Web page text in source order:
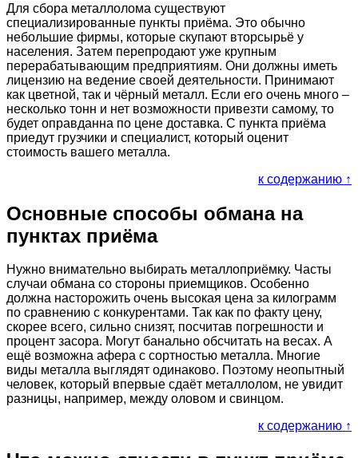
Для сбора металлолома существуют
специализированные пункты приёма. Это обычно
небольшие фирмы, которые скупают вторсырьё у
населения. Затем перепродают уже крупным
перерабатывающим предприятиям. Они должны иметь
лицензию на ведение своей деятельности. Принимают
как цветной, так и чёрный металл. Если его очень много –
несколько тонн и нет возможности привезти самому, то
будет оправданна по цене доставка. С пункта приёма
приедут грузчики и специалист, который оценит
стоимость вашего металла.
к содержанию ↑
Основные способы обмана на
пунктах приёма
Нужно внимательно выбирать металлоприёмку. Часты
случаи обмана со стороны приемщиков. Особенно
должна насторожить очень высокая цена за килограмм
по сравнению с конкурентами. Так как по факту цену,
скорее всего, сильно снизят, посчитав погрешности и
процент засора. Могут банально обсчитать на весах. А
ещё возможна афера с сортностью металла. Многие
виды металла выглядят одинаково. Поэтому неопытный
человек, который впервые сдаёт металлолом, не увидит
разницы, например, между оловом и свинцом.
к содержанию ↑